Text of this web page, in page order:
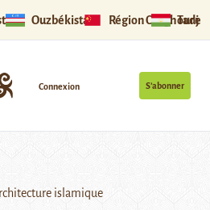
Ouzbékistan Région Ouïghoure
S’abonner
Connexion
islamique